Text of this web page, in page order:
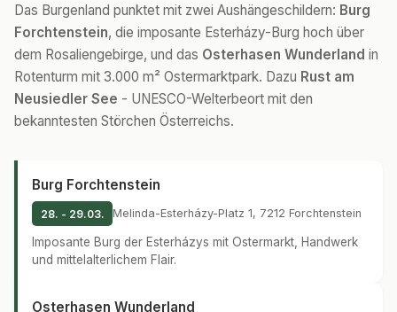
Das Burgenland punktet mit zwei Aushängeschildern: Burg
Forchtenstein, die imposante Esterházy-Burg hoch über
dem Rosaliengebirge, und das Osterhasen Wunderland in
Rotenturm mit 3.000 m² Ostermarktpark. Dazu Rust am
Neusiedler See - UNESCO-Welterbeort mit den
bekanntesten Störchen Österreichs.
Burg Forchtenstein
28. - 29.03. Melinda-Esterházy-Platz 1, 7212 Forchtenstein
Imposante Burg der Esterházys mit Ostermarkt, Handwerk
und mittelalterlichem Flair.
Osterhasen Wunderland